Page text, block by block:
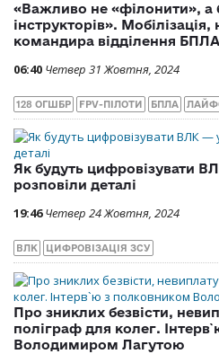
«Важливо не «філонити», а
інструкторів». Мобілізація,
командира відділення
06:40 Четвер 31 Жовтня, 2024
128 ОГШБР FPV-ПІЛОТИ БПЛА
Як будуть цифровізувати
розповіли деталі
19:46 Четвер 24 Жовтня, 2024
ВЛК ЦИФРОВІЗАЦІЯ ЗСУ
Про зниклих безвісти,
поліграф для колег.
Володимиром Лагутою